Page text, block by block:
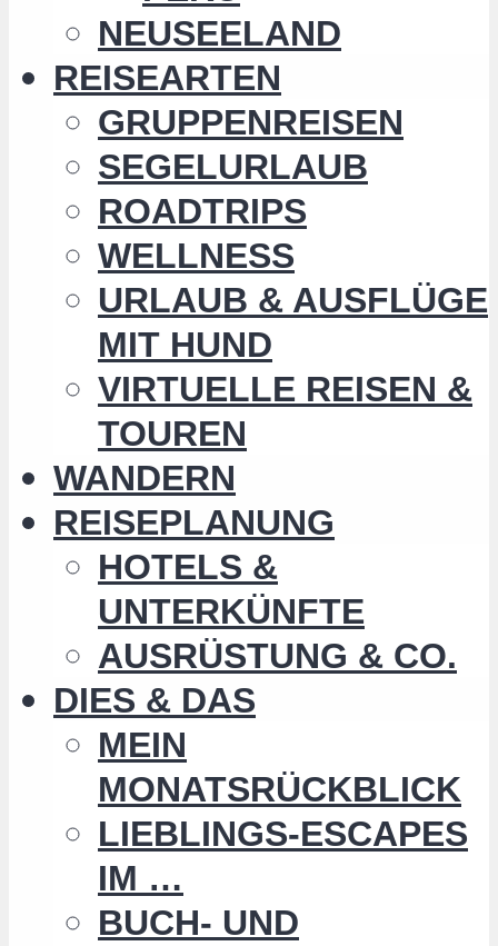
NEUSEELAND
REISEARTEN
GRUPPENREISEN
SEGELURLAUB
ROADTRIPS
WELLNESS
URLAUB & AUSFLÜGE
MIT HUND
VIRTUELLE REISEN &
TOUREN
WANDERN
REISEPLANUNG
HOTELS &
UNTERKÜNFTE
AUSRÜSTUNG & CO.
DIES & DAS
MEIN
MONATSRÜCKBLICK
LIEBLINGS-ESCAPES
IM …
BUCH- UND